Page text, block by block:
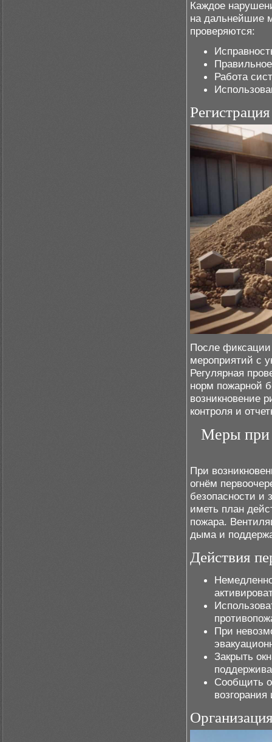
Каждое
на дальнейшие
проверяются:
Работа
После фиксации
мероприятий с
Регулярная
норм пожарной
возникновение
контроля и
Меры при
При
огнём
безопасности и
иметь план
пожара.
дыма и
Действия
При
Закрыть
Сообщить